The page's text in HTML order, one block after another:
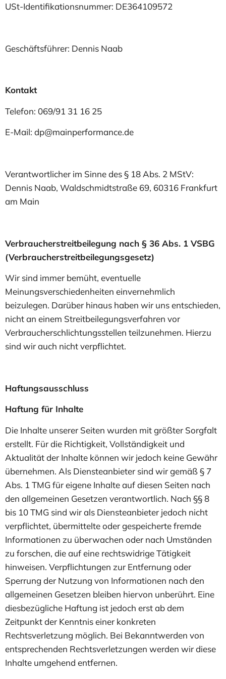
USt-Identifikationsnummer: DE364109572
Geschäftsführer: Dennis Naab
Kontakt
Telefon: 069/91 31 16 25
E-Mail: dp@mainperformance.de
Verantwortlicher im Sinne des § 18 Abs. 2 MStV:
Dennis Naab, Waldschmidtstraße 69, 60316 Frankfurt
am Main
Verbraucherstreitbeilegung nach § 36 Abs. 1 VSBG
(Verbraucherstreitbeilegungsgesetz)
Wir sind immer bemüht, eventuelle
Meinungsverschiedenheiten einvernehmlich
beizulegen. Darüber hinaus haben wir uns entschieden,
nicht an einem Streitbeilegungsverfahren vor
Verbraucherschlichtungsstellen teilzunehmen. Hierzu
sind wir auch nicht verpflichtet.
Haftungsausschluss
Haftung für Inhalte
Die Inhalte unserer Seiten wurden mit größter Sorgfalt
erstellt. Für die Richtigkeit, Vollständigkeit und
Aktualität der Inhalte können wir jedoch keine Gewähr
übernehmen. Als Diensteanbieter sind wir gemäß § 7
Abs. 1 TMG für eigene Inhalte auf diesen Seiten nach
den allgemeinen Gesetzen verantwortlich. Nach §§ 8
bis 10 TMG sind wir als Diensteanbieter jedoch nicht
verpflichtet, übermittelte oder gespeicherte fremde
Informationen zu überwachen oder nach Umständen
zu forschen, die auf eine rechtswidrige Tätigkeit
hinweisen. Verpflichtungen zur Entfernung oder
Sperrung der Nutzung von Informationen nach den
allgemeinen Gesetzen bleiben hiervon unberührt. Eine
diesbezügliche Haftung ist jedoch erst ab dem
Zeitpunkt der Kenntnis einer konkreten
Rechtsverletzung möglich. Bei Bekanntwerden von
entsprechenden Rechtsverletzungen werden wir diese
Inhalte umgehend entfernen.